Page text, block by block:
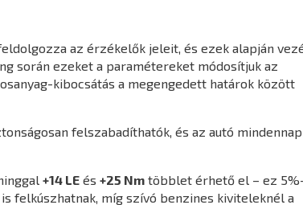
az érzékelők jeleit, és ezek alapján
során ezeket a paramétereket módosítjuk az
kibocsátás a megengedett határok között
felszabadíthatók, és az autó
+14 LE és +25 Nm többlet érhető el – ez
felkúszhatnak, míg szívó benzines kiviteleknél a